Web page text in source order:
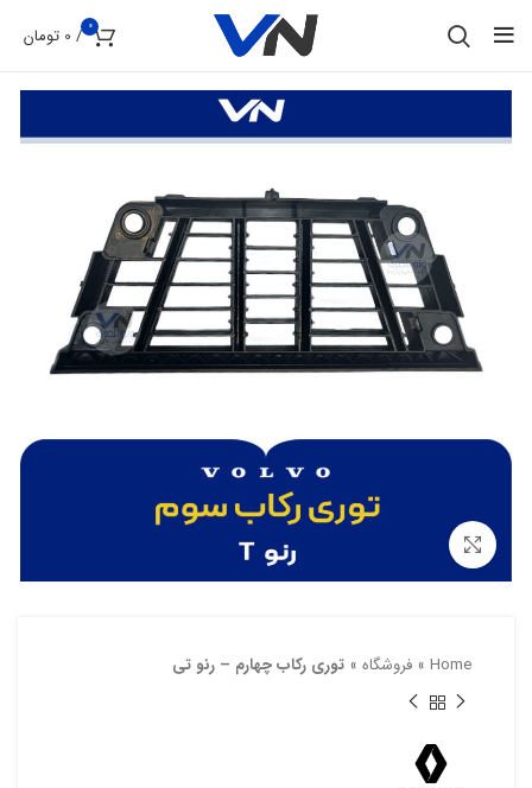
0
/
0 تومان
Home
» فروشگاه » توری رکاب چهارم – رنو تی